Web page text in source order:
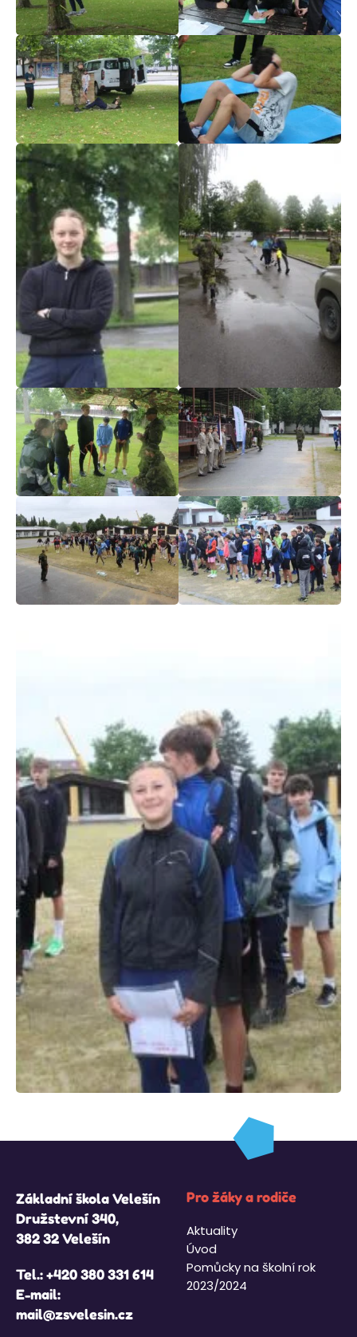
Základní škola Velešín
Družstevní 340,
382 32 Velešín
Tel.:+420 380 331 614
E-mail:
mail@zsvelesin.cz
Pro žáky a rodiče
Aktuality
Úvod
Pomůcky na školní rok
2023/2024